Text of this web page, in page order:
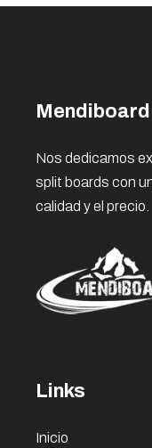
producto
Nos dedicamos
split boards con
calidad y el precio.
Links
Inicio